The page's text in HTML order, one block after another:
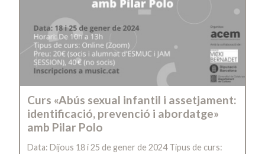
Curs «Abús sexual infantil i assetjament:
identificació, prevenció i abordatge»
amb Pilar Polo
Data: Dijous 18 i 25 de gener de 2024 Tipus de curs: